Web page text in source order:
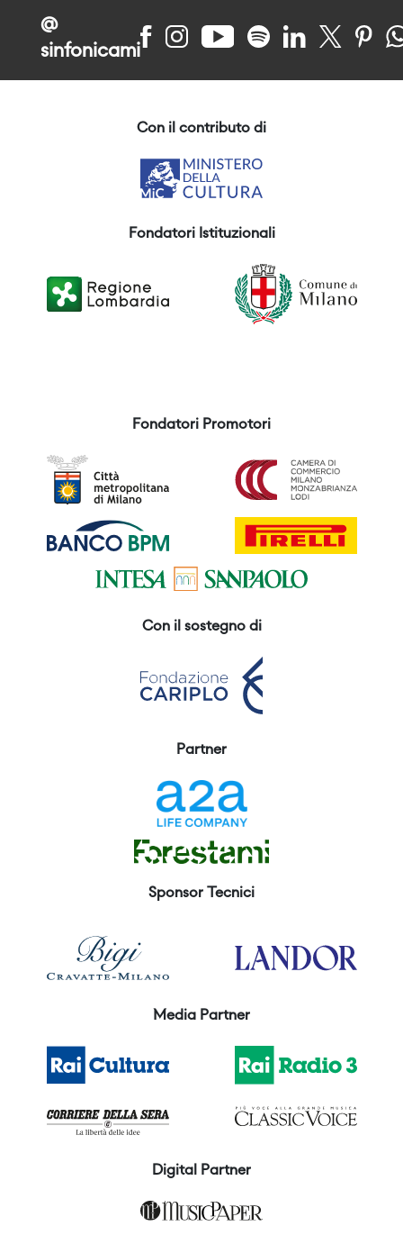
@
sinfonicami
Con il contributo di
Fondatori Istituzionali
Fondatori Promotori
Con il sostegno di
Partner
Sponsor Tecnici
Media Partner
Digital Partner